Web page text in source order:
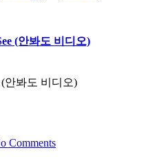
(안봐도 비디오)
(안봐도 비디오)
Comments